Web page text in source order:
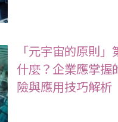
「元宇宙的原則
什麼？企業應掌握
險與應用技巧解析